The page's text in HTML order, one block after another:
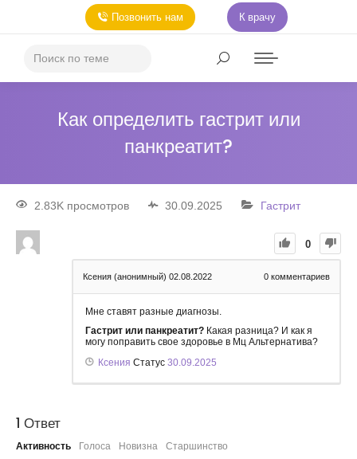
Позвонить нам К врачу
Как определить гастрит или
панкреатит?
2.83K просмотров 30.09.2025 Гастрит
0
Ксения (анонимный) 02.08.2022 0 комментариев
Мне ставят разные диагнозы.
Гастрит или панкреатит? Какая разница? И как я
могу поправить свое здоровье в Мц Альтернатива?
Ксения Статус 30.09.2025
1 Ответ
Активность Голоса Новизна Старшинство